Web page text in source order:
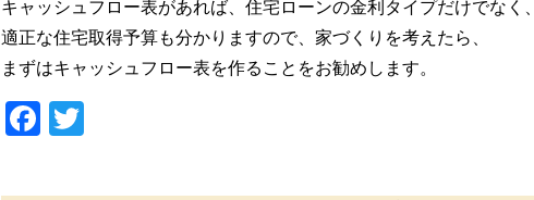
キャッシュフロー表があれば、住宅ローンの金利タイプだけでなく、
適正な住宅取得予算も分かりますので、家づくりを考えたら、
まずはキャッシュフロー表を作ることをお勧めします。
Facebook